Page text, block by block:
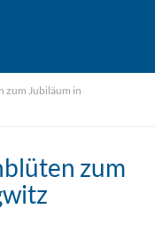
zum Jubiläum in
zum